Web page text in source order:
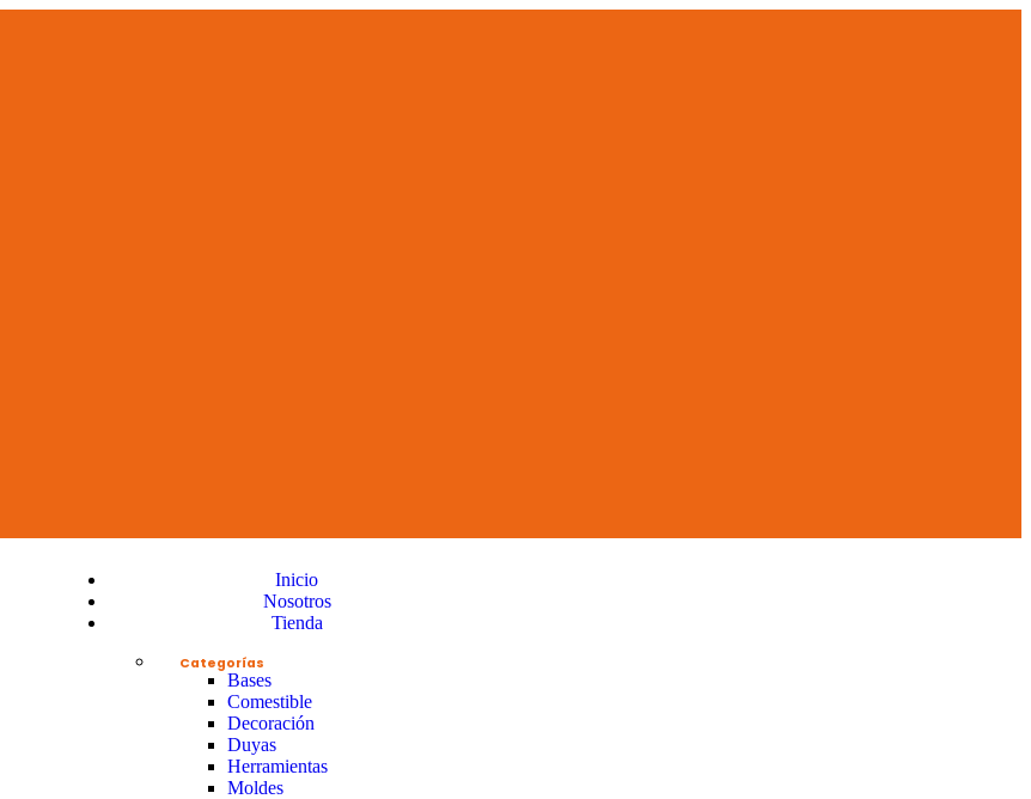
Inicio
Nosotros
Tienda
Categorías
Bases
Comestible
Decoración
Duyas
Herramientas
Moldes